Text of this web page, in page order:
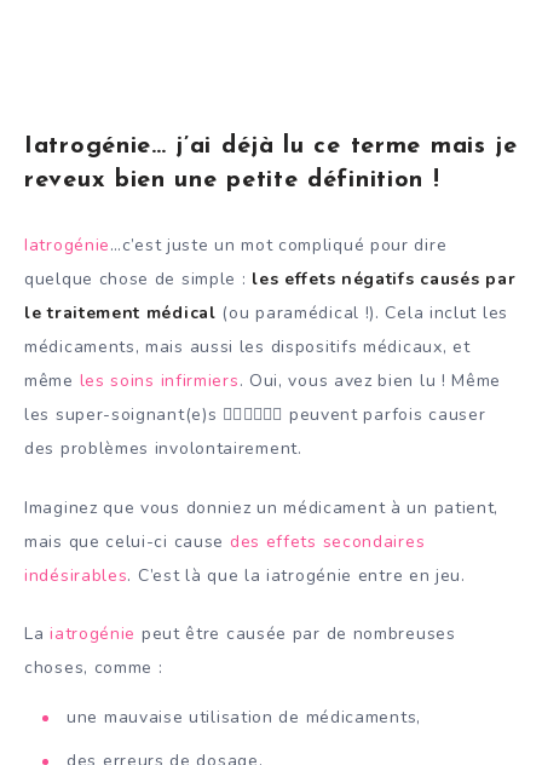
Iatrogénie… j’ai déjà lu ce terme mais je
reveux bien une petite définition !
Iatrogénie…c’est juste un mot compliqué pour dire
quelque chose de simple : les effets négatifs causés par
le traitement médical (ou paramédical !). Cela inclut les
médicaments, mais aussi les dispositifs médicaux, et
même les soins infirmiers. Oui, vous avez bien lu ! Même
les super-soignant(e)s 🦸‍♀️🦸‍♀️🦸‍♀️ peuvent parfois causer
des problèmes involontairement.
Imaginez que vous donniez un médicament à un patient,
mais que celui-ci cause des effets secondaires
indésirables. C’est là que la iatrogénie entre en jeu.
Laiatrogénie peut être causée par de nombreuses
choses, comme :
une mauvaise utilisation de médicaments,